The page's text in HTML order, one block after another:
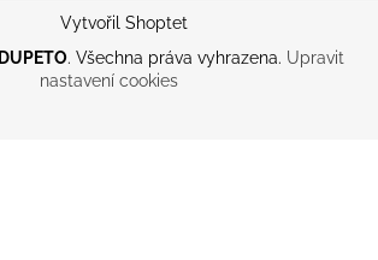
Vytvořil Shoptet
DUPETO. Všechna práva vyhrazena. Upravit
nastavení cookies